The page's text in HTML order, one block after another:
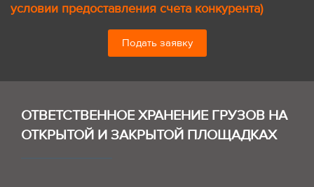
условии предоставления счета конкурента)
Подать заявку
ОТВЕТСТВЕННОЕ ХРАНЕНИЕ ГРУЗОВ НА
ОТКРЫТОЙ И ЗАКРЫТОЙ ПЛОЩАДКАХ